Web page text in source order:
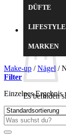
Es befinden
Zurück zum
DÜFTE
LIFESTYLE
MARKEN
Make-up / Nägel /
Filter
Einzelnes Ergebnis
Suche
nach: